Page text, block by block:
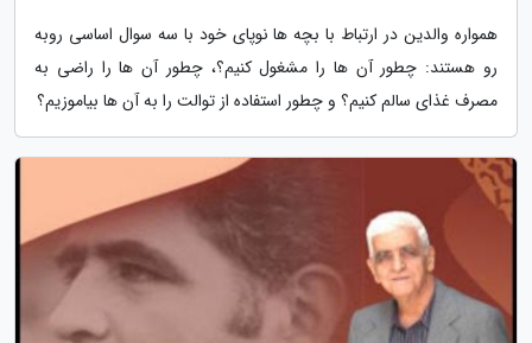
همواره والدین در ارتباط با بچه ها نوپای خود با سه سوال اساسی روبه
رو هستند: چطور آن ها را مشغول کنیم؟، چطور آن ها را راضی به
مصرف غذای سالم کنیم؟ و چطور استفاده از توالت را به آن ها بیاموزیم؟